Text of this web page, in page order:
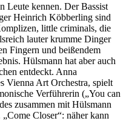
Leute kennen. Der Bassist
Heinrich Köbberling sind
little criminals, die
lauter krumme Dinger
Fingern und beißendem
Hülsmann hat aber auch
entdeckt. Anna
Vienna Art Orchestra, spielt
Verführerin („You can
zusammen mit Hülsmann
Closer“: näher kann